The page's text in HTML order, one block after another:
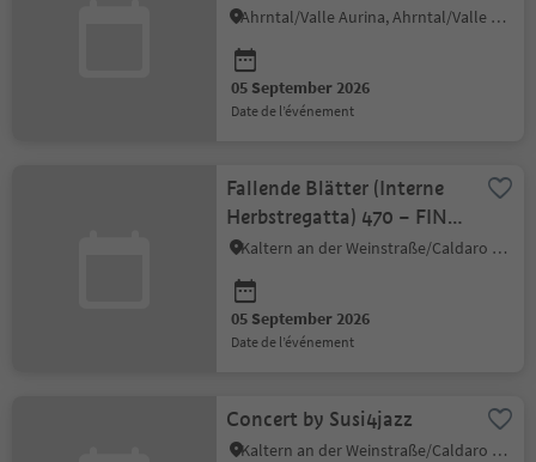
Ahrntal/Valle Aurina, Ahrntal/Valle Aurina
05 September 2026
date de l’événement
Fallende Blätter (Interne
Herbstregatta) 470 – FINN
– O JOLLE – ILCA 4/6 –
OPTIM
Kaltern an der Weinstraße/Caldaro sulla Strada del Vino, Alto Adige Wine Road
05 September 2026
date de l’événement
Concert by Susi4jazz
Kaltern an der Weinstraße/Caldaro sulla Strada del Vino, Alto Adige Wine Road